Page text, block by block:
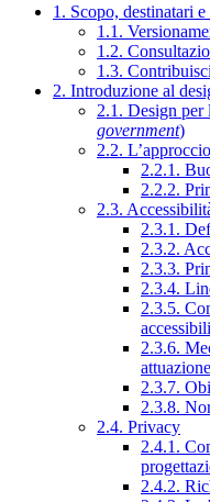
1. Scopo, destinatari
1.1.
1.2.
1.3.
2. Introduzione al
2.1. Design per
government)
2.2.
2.2.1.
2.2.2.
2.3.
2.3.1.
2.3.2.
2.3.3.
2.3.4.
2.3.5.
2.3.6.
attuazione
2.3.7.
2.3.8.
2.4. Privacy
2.4.1.
2.4.2.